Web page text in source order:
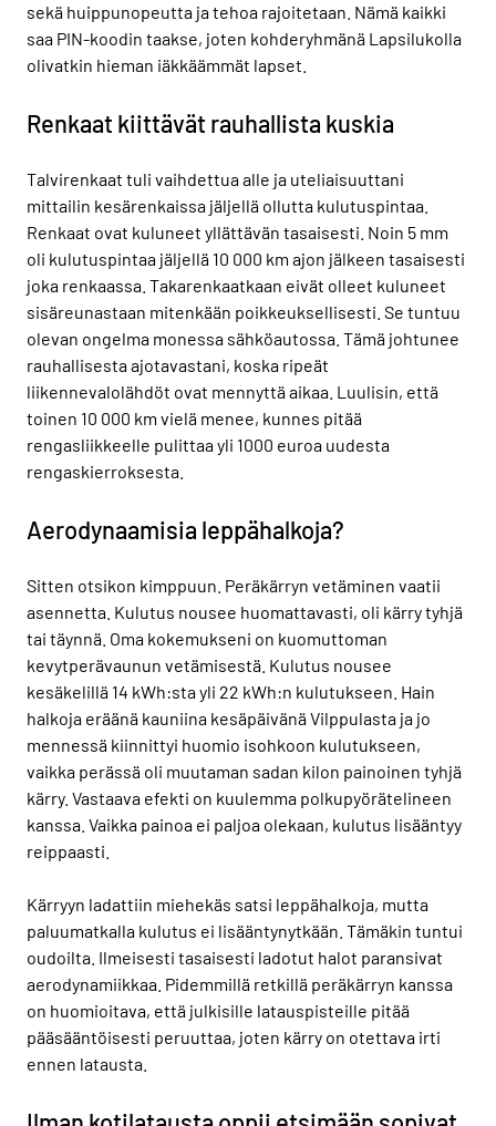
sekä huippunopeutta ja tehoa rajoitetaan. Nämä kaikki
saa PIN-koodin taakse, joten kohderyhmänä Lapsilukolla
olivatkin hieman iäkkäämmät lapset.
Renkaat kiittävät rauhallista kuskia
Talvirenkaat tuli vaihdettua alle ja uteliaisuuttani
mittailin kesärenkaissa jäljellä ollutta kulutuspintaa.
Renkaat ovat kuluneet yllättävän tasaisesti. Noin 5 mm
oli kulutuspintaa jäljellä 10 000 km ajon jälkeen tasaisesti
joka renkaassa. Takarenkaatkaan eivät olleet kuluneet
sisäreunastaan mitenkään poikkeuksellisesti. Se tuntuu
olevan ongelma monessa sähköautossa. Tämä johtunee
rauhallisesta ajotavastani, koska ripeät
liikennevalolähdöt ovat mennyttä aikaa. Luulisin, että
toinen 10 000 km vielä menee, kunnes pitää
rengasliikkeelle pulittaa yli 1000 euroa uudesta
rengaskierroksesta.
Aerodynaamisia leppähalkoja?
Sitten otsikon kimppuun. Peräkärryn vetäminen vaatii
asennetta. Kulutus nousee huomattavasti, oli kärry tyhjä
tai täynnä. Oma kokemukseni on kuomuttoman
kevytperävaunun vetämisestä. Kulutus nousee
kesäkelillä 14 kWh:sta yli 22 kWh:n kulutukseen. Hain
halkoja eräänä kauniina kesäpäivänä Vilppulasta ja jo
mennessä kiinnittyi huomio isohkoon kulutukseen,
vaikka perässä oli muutaman sadan kilon painoinen tyhjä
kärry. Vastaava efekti on kuulemma polkupyörätelineen
kanssa. Vaikka painoa ei paljoa olekaan, kulutus lisääntyy
reippaasti.
Kärryyn ladattiin miehekäs satsi leppähalkoja, mutta
paluumatkalla kulutus ei lisääntynytkään. Tämäkin tuntui
oudoilta. Ilmeisesti tasaisesti ladotut halot paransivat
aerodynamiikkaa. Pidemmillä retkillä peräkärryn kanssa
on huomioitava, että julkisille latauspisteille pitää
pääsääntöisesti peruuttaa, joten kärry on otettava irti
ennen latausta.